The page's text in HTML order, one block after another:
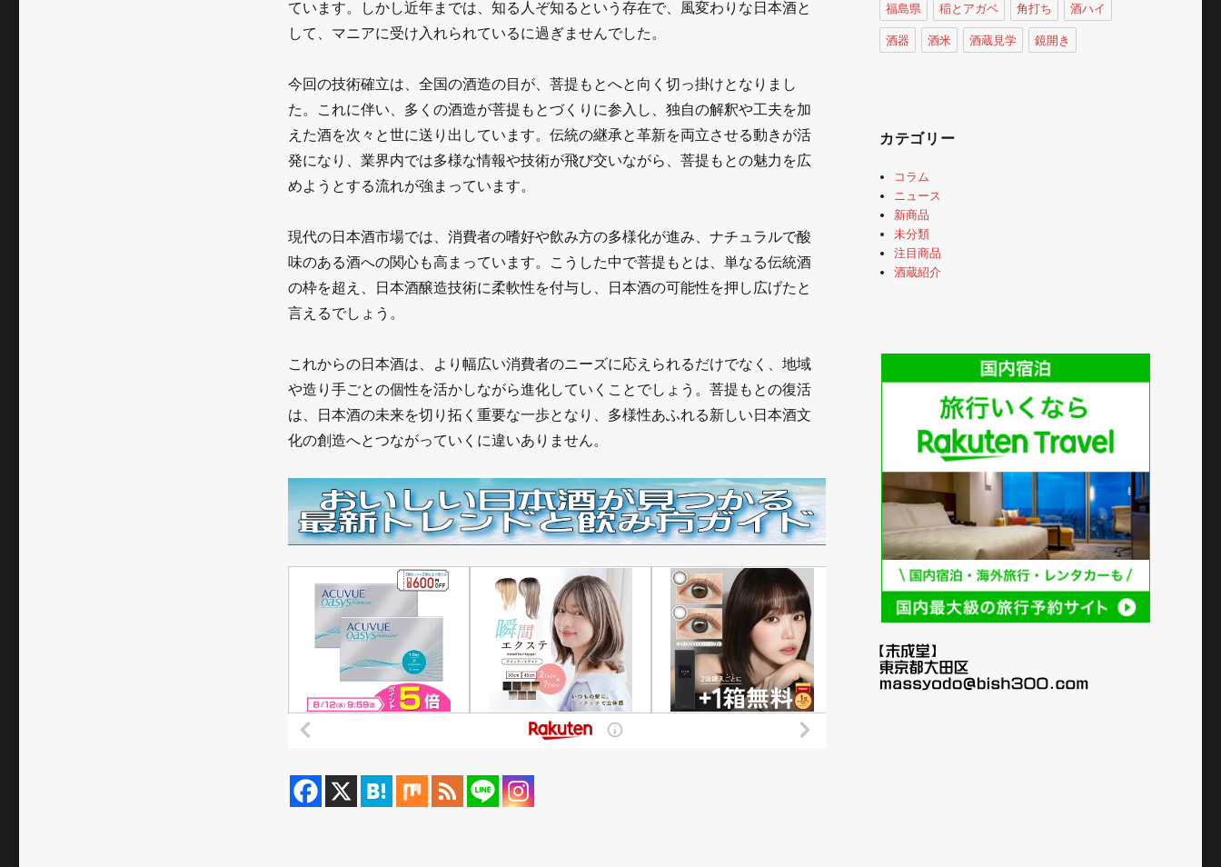
ています。しかし近年までは、知る人ぞ知るという存在で、風変わりな日本酒と
して、マニアに受け入れられているに過ぎませんでした。
今回の技術確立は、全国の酒造の目が、菩提もとへと向く切っ掛けとなりまし
た。これに伴い、多くの酒造が菩提もとづくりに参入し、独自の解釈や工夫を加
えた酒を次々と世に送り出しています。伝統の継承と革新を両立させる動きが活
発になり、業界内では多様な情報や技術が飛び交いながら、菩提もとの魅力を広
めようとする流れが強まっています。
現代の日本酒市場では、消費者の嗜好や飲み方の多様化が進み、ナチュラルで酸
味のある酒への関心も高まっています。こうした中で菩提もとは、単なる伝統酒
の枠を超え、日本酒醸造技術に柔軟性を付与し、日本酒の可能性を押し広げたと
言えるでしょう。
これからの日本酒は、より幅広い消費者のニーズに応えられるだけでなく、地域
や造り手ごとの個性を活かしながら進化していくことでしょう。菩提もとの復活
は、日本酒の未来を切り拓く重要な一歩となり、多様性あふれる新しい日本酒文
化の創造へとつながっていくに違いありません。
福島県 稲とアガベ 角打ち 酒ハイ
酒器 酒米 酒蔵見学 鏡開き
カテゴリー
コラム
ニュース
新商品
未分類
注目商品
酒蔵紹介